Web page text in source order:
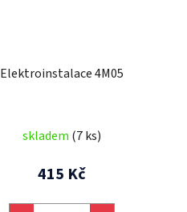
Elektroinstalace 4M05
skladem (7 ks)
415 Kč